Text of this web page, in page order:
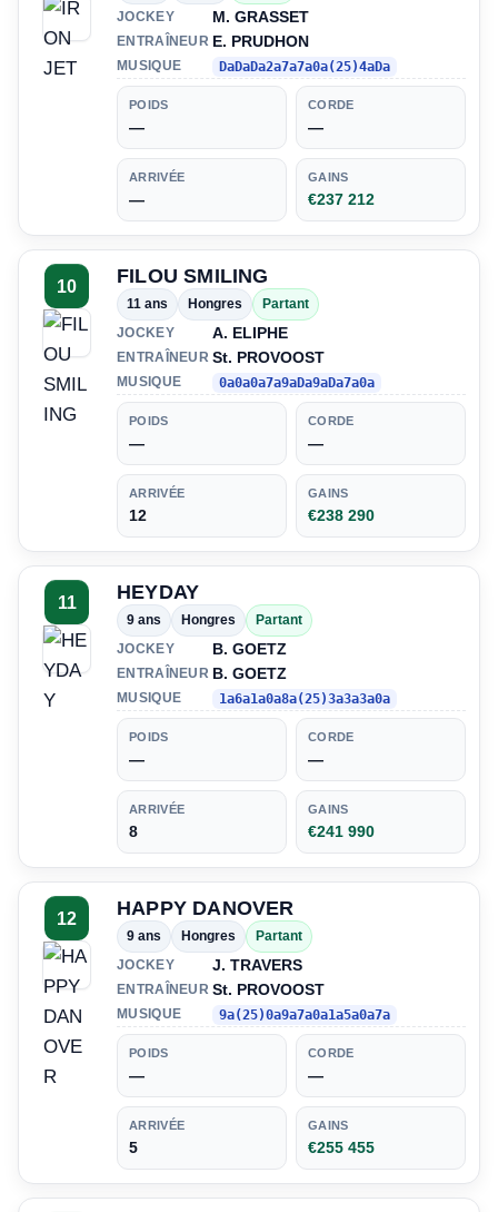
JOCKEY
M. GRASSET
ENTRAÎNEUR E. PRUDHON
MUSIQUE DaDaDa2a7a7a0a(25)4aDa
POIDS
—
CORDE
—
ARRIVÉE
—
GAINS
€237 212
10 FILOU SMILING
11 ans Hongres
Partant
JOCKEY
A. ELIPHE
ENTRAÎNEUR St. PROVOOST
MUSIQUE 0a0a0a7a9aDa9aDa7a0a
POIDS
—
CORDE
—
ARRIVÉE
12
GAINS
€238 290
11 HEYDAY
9 ans Hongres
Partant
JOCKEY
B. GOETZ
ENTRAÎNEUR B. GOETZ
MUSIQUE 1a6a1a0a8a(25)3a3a3a0a
POIDS
—
CORDE
—
ARRIVÉE
8
GAINS
€241 990
12 HAPPY DANOVER
9 ans Hongres
Partant
JOCKEY
J. TRAVERS
ENTRAÎNEUR St. PROVOOST
MUSIQUE 9a(25)0a9a7a0a1a5a0a7a
POIDS
—
CORDE
—
ARRIVÉE
5
GAINS
€255 455